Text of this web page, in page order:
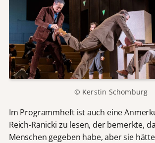
© Kerstin Schomburg
Im Programmheft ist auch eine
Reich-Ranicki zu lesen, der bemerkte,
Menschen gegeben habe, aber sie